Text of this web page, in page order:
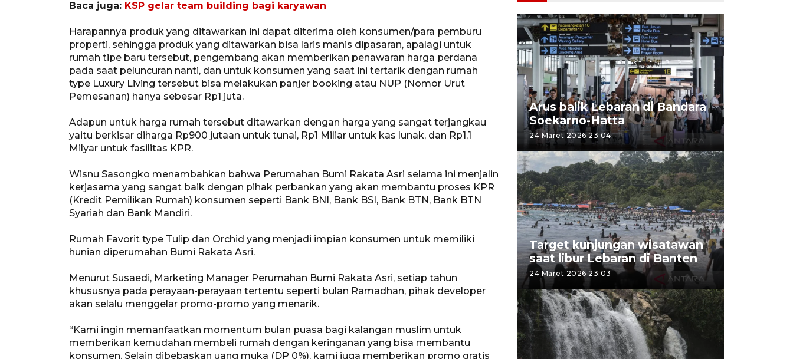
Baca juga: KSP gelar team building bagi karyawan
Harapannya produk yang ditawarkan ini dapat diterima oleh konsumen/para pemburu
properti, sehingga produk yang ditawarkan bisa laris manis dipasaran, apalagi untuk
rumah tipe baru tersebut, pengembang akan memberikan penawaran harga perdana
pada saat peluncuran nanti, dan untuk konsumen yang saat ini tertarik dengan rumah
type Luxury Living tersebut bisa melakukan panjer booking atau NUP (Nomor Urut
Pemesanan) hanya sebesar Rp1 juta.
Adapun untuk harga rumah tersebut ditawarkan dengan harga yang sangat terjangkau
yaitu berkisar diharga Rp900 jutaan untuk tunai, Rp1 Miliar untuk kas lunak, dan Rp1,1
Milyar untuk fasilitas KPR.
Wisnu Sasongko menambahkan bahwa Perumahan Bumi Rakata Asri selama ini menjalin
kerjasama yang sangat baik dengan pihak perbankan yang akan membantu proses KPR
(Kredit Pemilikan Rumah) konsumen seperti Bank BNI, Bank BSI, Bank BTN, Bank BTN
Syariah dan Bank Mandiri.
Rumah Favorit type Tulip dan Orchid yang menjadi impian konsumen untuk memiliki
hunian diperumahan Bumi Rakata Asri.
Menurut Susaedi, Marketing Manager Perumahan Bumi Rakata Asri, setiap tahun
khususnya pada perayaan-perayaan tertentu seperti bulan Ramadhan, pihak developer
akan selalu menggelar promo-promo yang menarik.
“Kami ingin memanfaatkan momentum bulan puasa bagi kalangan muslim untuk
memberikan kemudahan membeli rumah dengan keringanan yang bisa membantu
konsumen. Selain dibebaskan uang muka (DP 0%), kami juga memberikan promo gratis
Arus balik Lebaran di Bandara
Soekarno-Hatta
24 Maret 2026 23:04
Target kunjungan wisatawan
saat libur Lebaran di Banten
24 Maret 2026 23:03